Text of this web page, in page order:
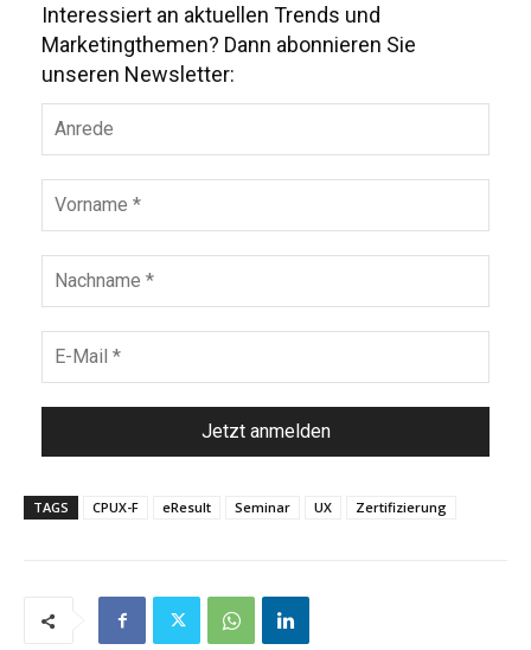
Interessiert an aktuellen Trends und
Marketingthemen? Dann abonnieren Sie
unseren Newsletter:
TAGS CPUX-F eResult Seminar UX Zertifizierung